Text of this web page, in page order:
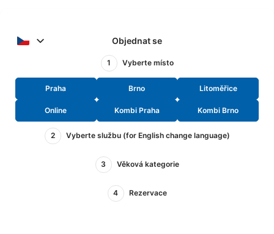
Objednat se
1 Vyberte místo
Praha Brno Litoměřice
Online Kombi Praha Kombi Brno
2 Vyberte službu (for English change language)
3 Věková kategorie
4 Rezervace